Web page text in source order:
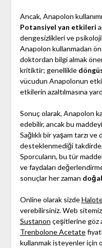
Ancak, Anapolon
Potansiyel yan etkileri
dengesizlikleri ve
Anapolon kullanmadan
doktordan bilgi almak
kritiktir; genellikle
vücudun Anapolonun
etkilerin azaltılmasına
Sonuç olarak, Anapolon
edebilir, ancak bu
Sağlıklı bir yaşam tarzı
desteklenmediği
Sporcuların, bu tür
ve faydaları
sonuçlar her zaman
Online olarak sizde
verebilirsiniz. Web
Sustanon çeşitlerine göz
Trenbolone Acetate
kullanmak isteyenler için